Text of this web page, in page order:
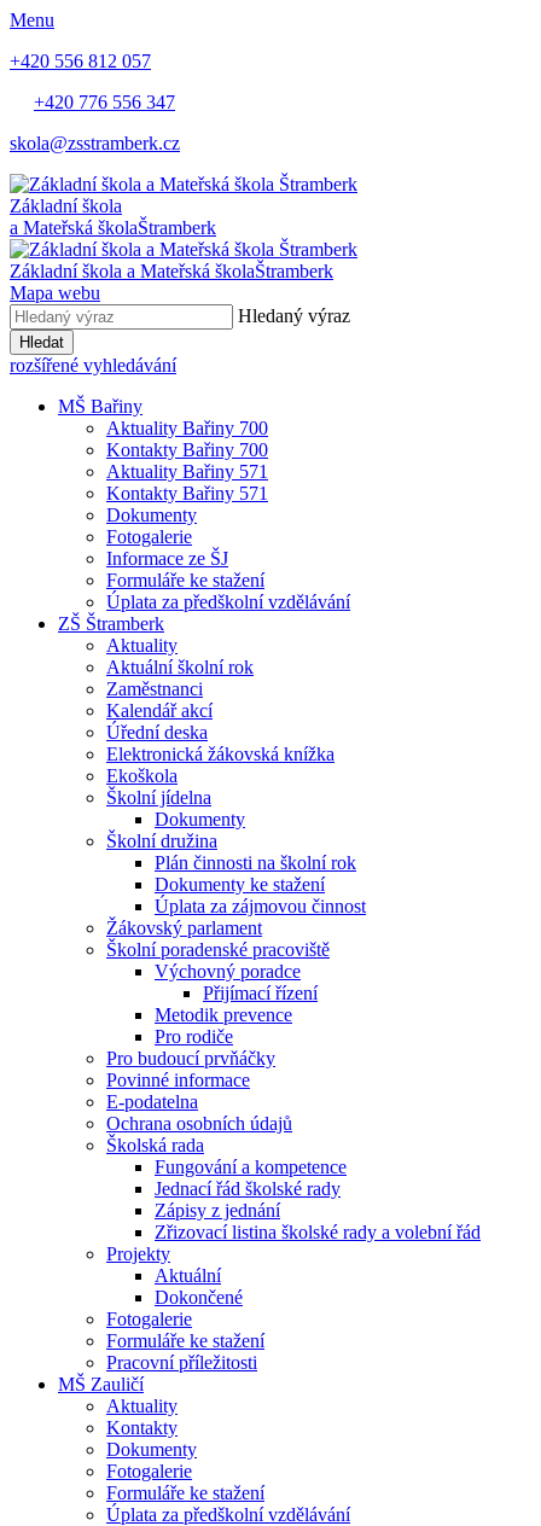
Menu
+420 556 812 057
+420 776 556 347
skola@zsstramberk.cz
Základní škola
a Mateřská školaŠtramberk
Základní škola a Mateřská školaŠtramberk
Mapa webu
Hledaný výraz
Hledat
rozšířené vyhledávání
MŠ Bařiny
Aktuality Bařiny 700
Kontakty Bařiny 700
Aktuality Bařiny 571
Kontakty Bařiny 571
Dokumenty
Fotogalerie
Informace ze ŠJ
Formuláře ke stažení
Úplata za předškolní vzdělávání
ZŠ Štramberk
Aktuality
Aktuální školní rok
Zaměstnanci
Kalendář akcí
Úřední deska
Elektronická žákovská knížka
Ekoškola
Školní jídelna
Dokumenty
Školní družina
Plán činnosti na školní rok
Dokumenty ke stažení
Úplata za zájmovou činnost
Žákovský parlament
Školní poradenské pracoviště
Výchovný poradce
Přijímací řízení
Metodik prevence
Pro rodiče
Pro budoucí prvňáčky
Povinné informace
E-podatelna
Ochrana osobních údajů
Školská rada
Fungování a kompetence
Jednací řád školské rady
Zápisy z jednání
Zřizovací listina školské rady a volební řád
Projekty
Aktuální
Dokončené
Fotogalerie
Formuláře ke stažení
Pracovní příležitosti
MŠ Zauličí
Aktuality
Kontakty
Dokumenty
Fotogalerie
Formuláře ke stažení
Úplata za předškolní vzdělávání